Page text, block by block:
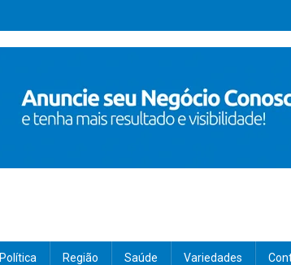
Política Região Saúde Variedades